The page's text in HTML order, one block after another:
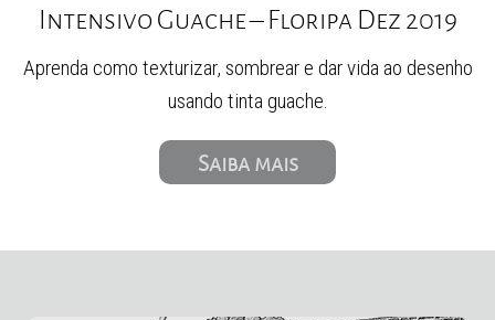
Intensivo Guache – Floripa Dez 2019
Aprenda como texturizar, sombrear e dar vida ao desenho
usando tinta guache.
Saiba mais